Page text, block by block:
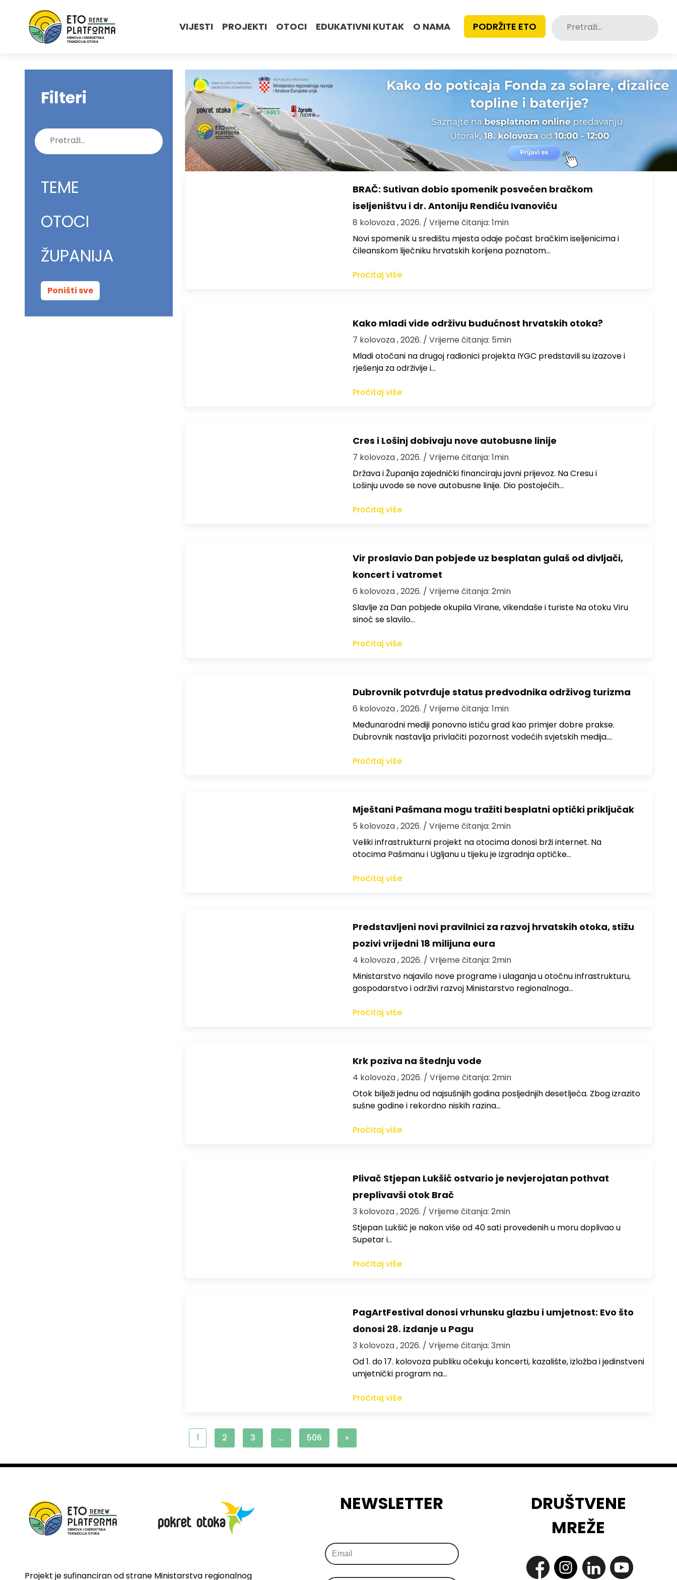
VIJESTI PROJEKTI OTOCI EDUKATIVNI KUTAK O NAMA PODRŽITE ETO Pretraži:
Filteri
Pretraži:
TEME
OTOCI
ŽUPANIJA
Poništi sve
BRAČ: Sutivan dobio spomenik posvećen bračkom
iseljeništvu i dr. Antoniju Rendiću Ivanoviću
8 kolovoza , 2026. / Vrijeme čitanja: 1min
Novi spomenik u središtu mjesta odaje počast bračkim iseljenicima i
čileanskom liječniku hrvatskih korijena poznatom…
Pročitaj više
Kako mladi vide održivu budućnost hrvatskih otoka?
7 kolovoza , 2026. / Vrijeme čitanja: 5min
Mladi otočani na drugoj radionici projekta IYGC predstavili su izazove i
rješenja za održivije i…
Pročitaj više
Cres i Lošinj dobivaju nove autobusne linije
7 kolovoza , 2026. / Vrijeme čitanja: 1min
Država i Županija zajednički financiraju javni prijevoz. Na Cresu i
Lošinju uvode se nove autobusne linije. Dio postojećih…
Pročitaj više
Vir proslavio Dan pobjede uz besplatan gulaš od divljači,
koncert i vatromet
6 kolovoza , 2026. / Vrijeme čitanja: 2min
Slavlje za Dan pobjede okupila Virane, vikendaše i turiste Na otoku Viru
sinoć se slavilo…
Pročitaj više
Dubrovnik potvrđuje status predvodnika održivog turizma
6 kolovoza , 2026. / Vrijeme čitanja: 1min
Međunarodni mediji ponovno ističu grad kao primjer dobre prakse.
Dubrovnik nastavlja privlačiti pozornost vodećih svjetskih medija.…
Pročitaj više
Mještani Pašmana mogu tražiti besplatni optički priključak
5 kolovoza , 2026. / Vrijeme čitanja: 2min
Veliki infrastrukturni projekt na otocima donosi brži internet. Na
otocima Pašmanu i Ugljanu u tijeku je izgradnja optičke…
Pročitaj više
Predstavljeni novi pravilnici za razvoj hrvatskih otoka, stižu
pozivi vrijedni 18 milijuna eura
4 kolovoza , 2026. / Vrijeme čitanja: 2min
Ministarstvo najavilo nove programe i ulaganja u otočnu infrastrukturu,
gospodarstvo i održivi razvoj Ministarstvo regionalnoga…
Pročitaj više
Krk poziva na štednju vode
4 kolovoza , 2026. / Vrijeme čitanja: 2min
Otok bilježi jednu od najsušnijih godina posljednjih desetljeća. Zbog izrazito
sušne godine i rekordno niskih razina…
Pročitaj više
Plivač Stjepan Lukšić ostvario je nevjerojatan pothvat
preplivavši otok Brač
3 kolovoza , 2026. / Vrijeme čitanja: 2min
St​jepan Lukšić je nakon više od 40 sati provedenih u moru doplivao u
Supetar i…
Pročitaj više
PagArtFestival donosi vrhunsku glazbu i umjetnost: Evo što
donosi 28. izdanje u Pagu
3 kolovoza , 2026. / Vrijeme čitanja: 3min
Od 1. do 17. kolovoza publiku očekuju koncerti, kazalište, izložba i jedinstveni
umjetnički program na…
Pročitaj više
1 2 3 … 506 »
Projekt je sufinanciran od strane Ministarstva regionalnog
NEWSLETTER
DRUŠTVENE
MREŽE